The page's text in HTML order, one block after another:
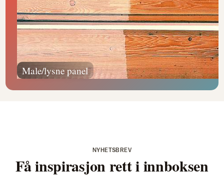
Male/lysne panel
NYHETSBREV
Få inspirasjon rett i innboksen